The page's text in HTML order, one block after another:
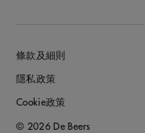
條款及細則
隱私政策
Cookie政策
© 2026 De Beers